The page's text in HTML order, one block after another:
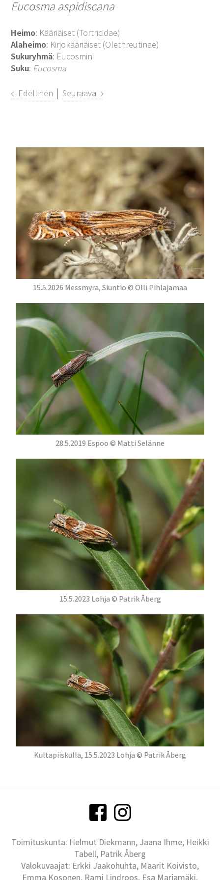
Eucosma aspidiscana
Heimo: Kääriäiset (Tortricidae)
Alaheimo: Kirjokääriäiset (Olethreutinae)
Sukuryhmä: Eucosmini
Suku: Eucosma
← Edellinen │Seuraava →
15.5.2026 Messmyra, Siuntio © Olli Pihlajamaa
28.5.2019 Espoo © Matti Selänne
15.5.2023 Lohja © Patrik Åberg
Kultapiiskulla, 15.5.2023 Lohja © Patrik Åberg
Toimituskunta: Helmut Diekmann, Jaana Ihme, Heikki
Tabell, Patrik Åberg
Valokuvaajat: Erkki Jaakohuhta, Maarit Koivisto,
Emma Kosonen, Rami Lindroos, Esa Marjamäki,